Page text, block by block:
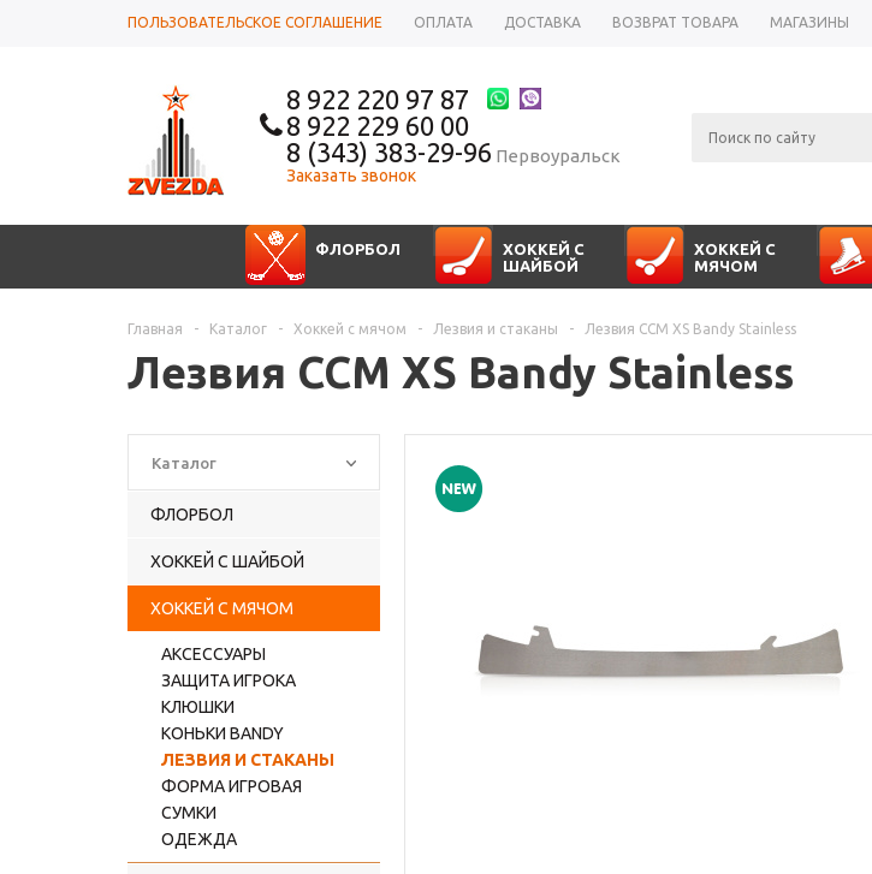
ПОЛЬЗОВАТЕЛЬСКОЕ СОГЛАШЕНИЕ ОПЛАТА ДОСТАВКА ВОЗВРАТ ТОВАРА МАГАЗИНЫ
8 922 220 97 87
8 922 229 60 00
8 (343) 383-29-96 Первоуральск
Заказать звонок
ФЛОРБОЛ
ХОККЕЙ С
ШАЙБОЙ
ХОККЕЙ С
МЯЧОМ
Главная - Каталог - Хоккей с мячом - Лезвия и стаканы - Лезвия CCM XS Bandy Stainless
Лезвия CCM XS Bandy Stainless
Каталог
ФЛОРБОЛ
ХОККЕЙ С ШАЙБОЙ
ХОККЕЙ С МЯЧОМ
АКСЕССУАРЫ
ЗАЩИТА ИГРОКА
КЛЮШКИ
КОНЬКИ BANDY
ЛЕЗВИЯ И СТАКАНЫ
ФОРМА ИГРОВАЯ
СУМКИ
ОДЕЖДА